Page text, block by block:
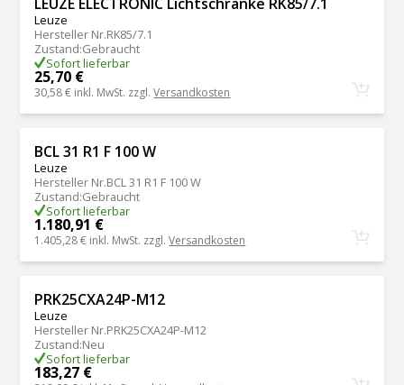
Leuze
Hersteller Nr.RK85/7.1
Zustand:Gebraucht
Sofort lieferbar
25,70 €
30,58 € inkl. MwSt. zzgl.Versandkosten
BCL 31 R1 F 100 W
Leuze
Hersteller Nr.BCL 31 R1 F 100 W
Zustand:Gebraucht
Sofort lieferbar
1.180,91 €
1.405,28 € inkl. MwSt. zzgl.Versandkosten
PRK25CXA24P-M12
Leuze
Hersteller Nr.PRK25CXA24P-M12
Zustand:Neu
Sofort lieferbar
183,27 €